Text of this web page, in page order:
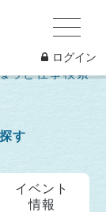
ログイン
っと仕事検索
す
イベント
情報